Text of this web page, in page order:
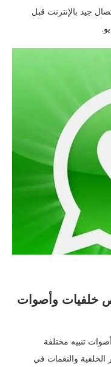
جيد بالإنترنت قبل
خلفيات وأصوات
تنبيه مختلفة
الخلفية والنغمات في